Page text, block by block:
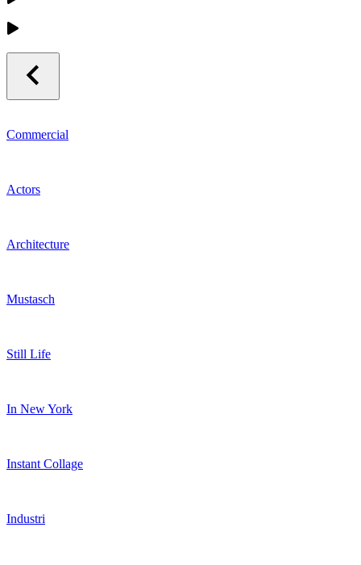
Commercial
Actors
Architecture
Mustasch
Still Life
In New York
Instant Collage
Industri